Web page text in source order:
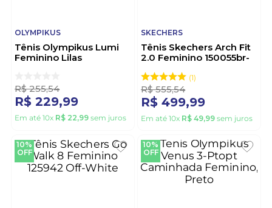
OLYMPIKUS
Tênis Olympikus Lumi
Feminino Lilas
R$ 255,54
R$ 229,99
Em até 10x R$ 22,99 sem juros
SKECHERS
Tênis Skechers Arch Fit
2.0 Feminino 150055br-
1
R$ 555,54
R$ 499,99
Em até 10x R$ 49,99 sem juros
10%
OFF
10%
OFF